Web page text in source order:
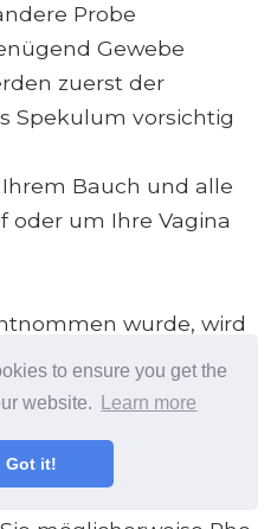
to ensure you get the
website.
Learn more
Got it!
Probe
Gewebe
zuerst der
Spekulum vorsichtig
Bauch und alle
oder um Ihre Vagina
wurde, wird
geschickt. In
Ihre Vitalfunktionen
Babys erneut
Abständen für
Wenn Sie Rh-